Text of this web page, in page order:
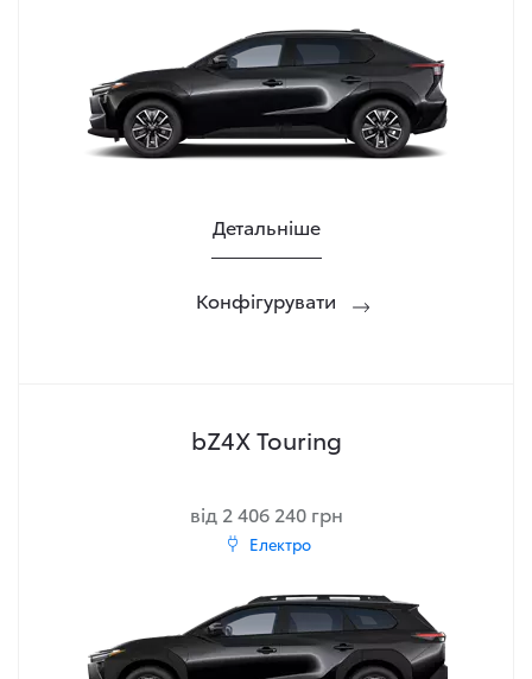
Детальніше
Конфігурувати
bZ4X Touring
від 2 406 240 грн
Електро